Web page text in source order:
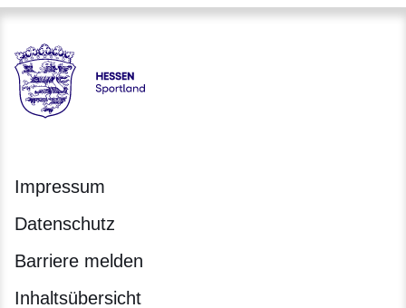
Hessen - Landesprogramm SPORTLAND HESSEN bewegt
Impressum
Datenschutz
Barriere melden
Inhaltsübersicht